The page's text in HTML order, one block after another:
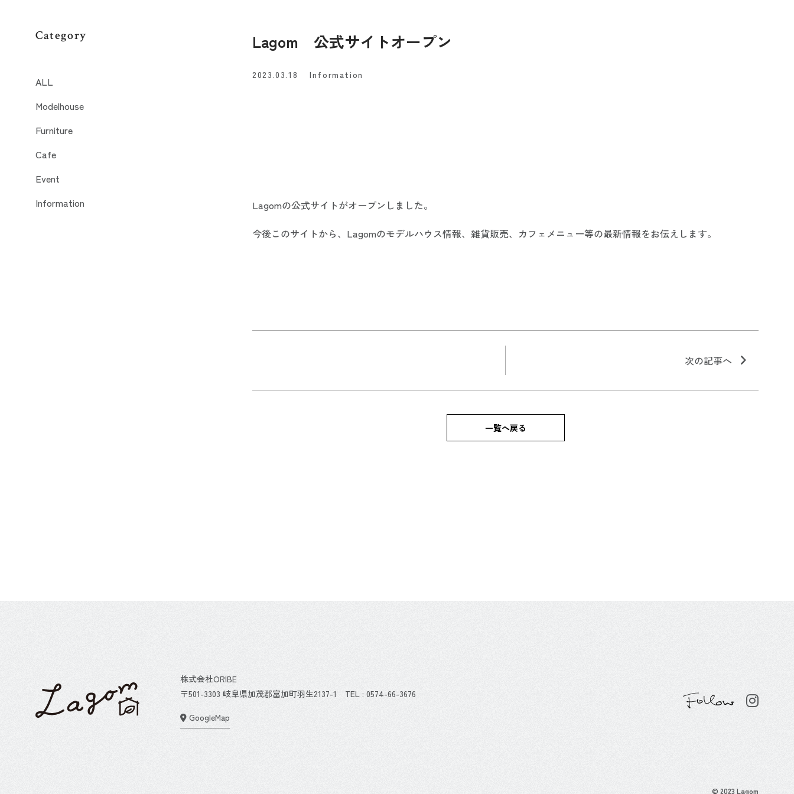
Lagom 公式サイトオープン
2023.03.18 Information
Lagomの公式サイトがオープンしました。
今後このサイトから、Lagomのモデルハウス情報、雑貨販売、カフェメニュー等の最新情報をお伝えします。
次の記事へ
一覧へ戻る
Category
ALL
Modelhouse
Furniture
Cafe
Event
Information
株式会社ORIBE
〒501-3303 岐阜県加茂郡富加町羽生2137-1 TEL : 0574-66-3676
GoogleMap
公式
© 2023 Lagom